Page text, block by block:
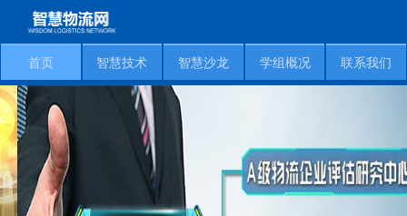
首页 智慧技术 智慧沙龙 学组概况 联系我们